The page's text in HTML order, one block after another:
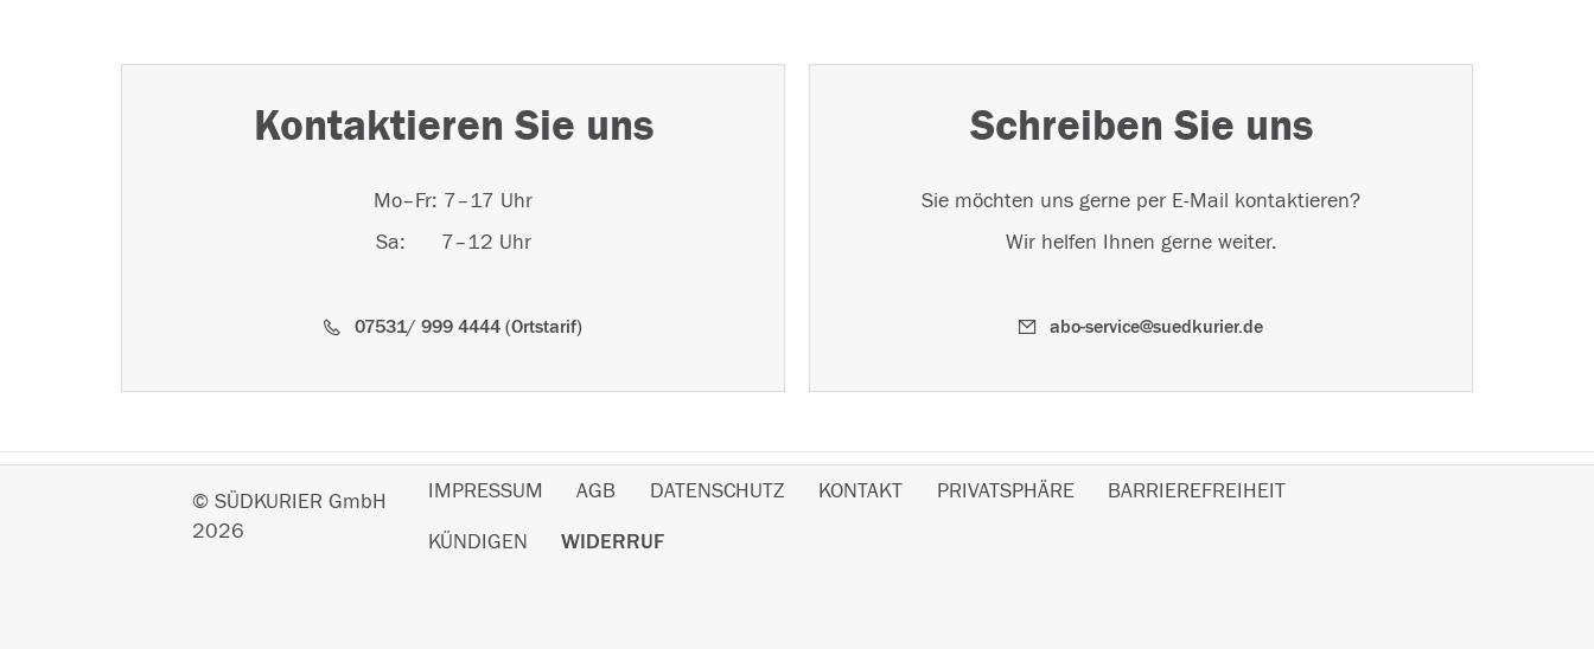
Kontaktieren Sie uns
Mo–Fr: 7–17 Uhr
Sa: 7–12 Uhr
07531/ 999 4444 (Ortstarif)
Schreiben Sie uns
Sie möchten uns gerne per E-Mail kontaktieren?
Wir helfen Ihnen gerne weiter.
abo-service@suedkurier.de
© SÜDKURIER GmbH
2026
IMPRESSUM AGB DATENSCHUTZ KONTAKT PRIVATSPHÄRE BARRIEREFREIHEIT
KÜNDIGEN WIDERRUF